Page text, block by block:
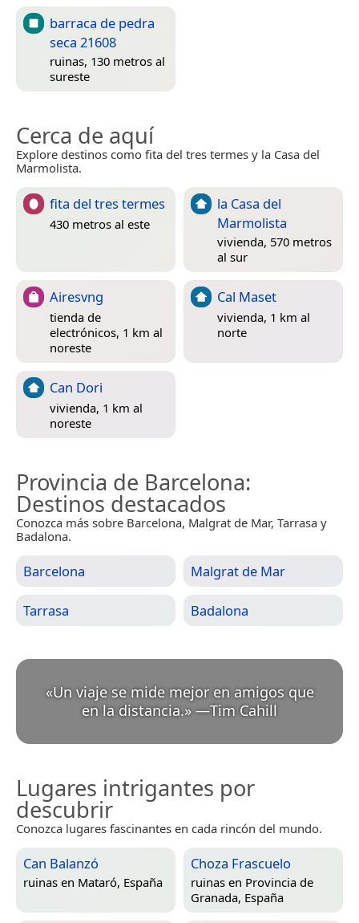
barraca de pedra
seca 21608
ruinas, 130 metros al
sureste
Cerca de aquí
Explore destinos como fita del tres termes y la Casa del
Marmolista.
fita del tres termes
430 metros al este
la Casa del
Marmolista
vivienda, 570 metros
al sur
Airesvng
tienda de
electrónicos, 1 km al
noreste
Cal Maset
vivienda, 1 km al
norte
Can Dori
vivienda, 1 km al
noreste
Provincia de Barcelona:
Destinos destacados
Conozca más sobre Barcelona, Malgrat de Mar, Tarrasa y
Badalona.
Barcelona Malgrat de Mar
Tarrasa Badalona
«Un viaje se mide mejor en amigos que
en la distancia.» —Tim Cahill
Lugares intrigantes por
descubrir
Conozca lugares fascinantes en cada rincón del mundo.
Can Balanzó
ruinas en Mataró, España
Choza Frascuelo
ruinas en Provincia de
Granada, España